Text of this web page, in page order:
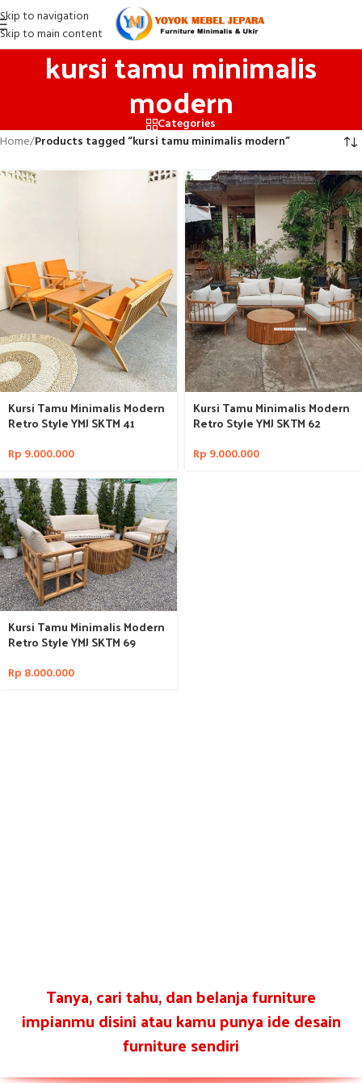
Skip to navigation
Skip to main content
kursi tamu minimalis
modern
Categories
Home/Products tagged “kursi tamu minimalis modern”
Kursi Tamu Minimalis Modern
Retro Style YMJ SKTM 41
Rp 9.000.000
Kursi Tamu Minimalis Modern
Retro Style YMJ SKTM 62
Rp 9.000.000
Kursi Tamu Minimalis Modern
Retro Style YMJ SKTM 69
Rp 8.000.000
Tanya, cari tahu, dan belanja furniture
impianmu disini atau kamu punya ide desain
furniture sendiri